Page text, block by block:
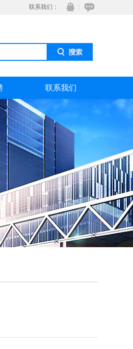
联系我们：
在线咨
QQ
联系我们